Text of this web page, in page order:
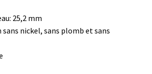
25,2 mm
nickel, sans plomb et sans